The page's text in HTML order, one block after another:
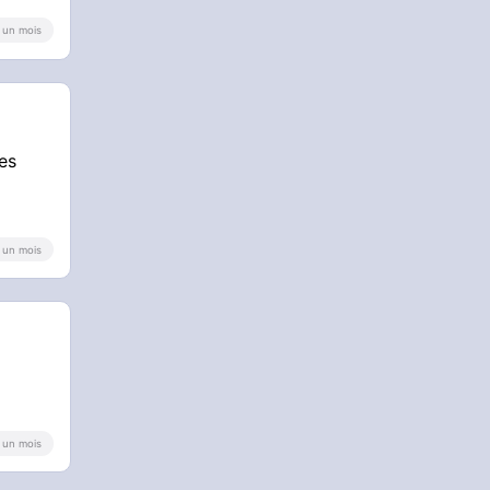
un mois
un mois
un mois